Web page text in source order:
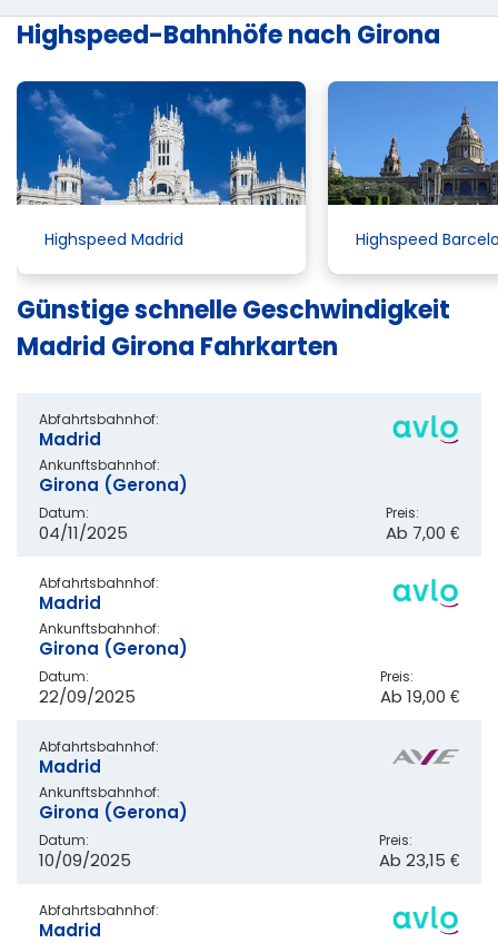
Highspeed-Bahnhöfe nach Girona
Highspeed Madrid Highspeed
Günstige schnelle Geschwindigkeit
Madrid Girona Fahrkarten
Abfahrtsbahnhof:
Madrid
Ankunftsbahnhof:
Girona (Gerona)
Datum:
04/11/2025
Preis:
Ab 7,00 €
Abfahrtsbahnhof:
Madrid
Ankunftsbahnhof:
Girona (Gerona)
Datum:
22/09/2025
Preis:
Ab 19,00 €
Abfahrtsbahnhof:
Madrid
Ankunftsbahnhof:
Girona (Gerona)
Datum:
10/09/2025
Preis:
Ab 23,15 €
Abfahrtsbahnhof:
Madrid